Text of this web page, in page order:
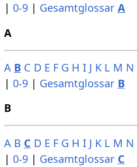
| 0-9| Gesamtglossar A
A
A B C D E F G H I J K L M N
| 0-9| Gesamtglossar B
B
A B C D E F G H I J K L M N
| 0-9| Gesamtglossar C